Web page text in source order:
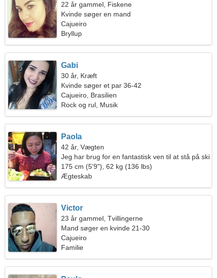
22 år gammel, Fiskene
Kvinde søger en mand
Cajueiro
Bryllup
Gabi
30 år, Kræft
Kvinde søger et par 36-42
Cajueiro, Brasilien
Rock og rul, Musik
Paola
42 år, Vægten
Jeg har brug for en fantastisk ven til at stå på ski
sammen
175 cm (5'9"), 62 kg (136 lbs)
Ægteskab
Victor
23 år gammel, Tvillingerne
Mand søger en kvinde 21-30
Cajueiro
Familie